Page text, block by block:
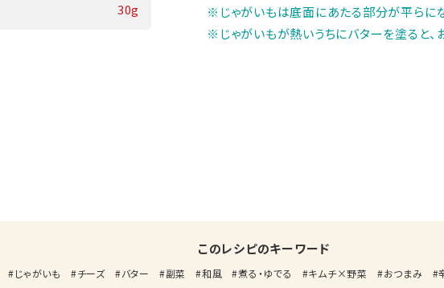
30g
※じゃがいもは底面にあたる部分が平らに
※じゃがいもが熱いうちにバターを塗ると、
このレシピのキーワード
じゃがいも チーズ バター 副菜 和風 煮る・ゆでる キムチ×野菜 おつまみ